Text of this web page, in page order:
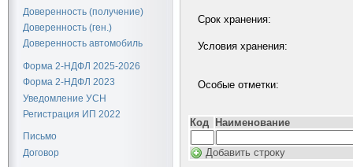
Доверенность (получение)
Доверенность (ген.)
Доверенность автомобиль
Форма 2-НДФЛ 2025-2026
Форма 2-НДФЛ 2023
Уведомление УСН
Регистрация ИП 2022
Письмо
Договор
Срок хранения:
Условия хранения:
Особые отметки:
Код Наименование
Добавить строку